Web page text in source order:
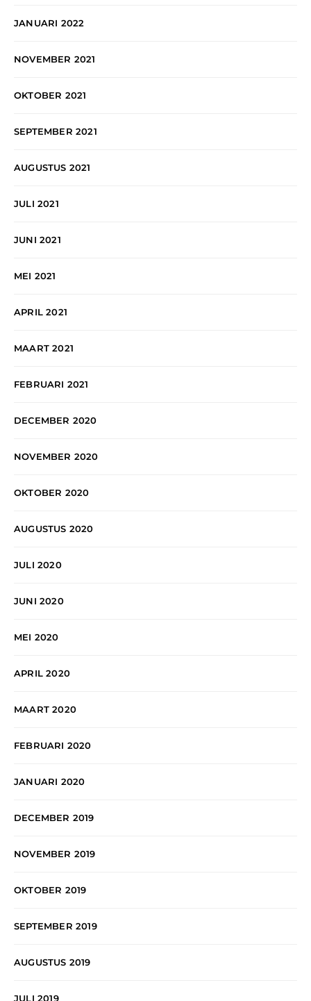
JANUARI 2022
NOVEMBER 2021
OKTOBER 2021
SEPTEMBER 2021
AUGUSTUS 2021
JULI 2021
JUNI 2021
MEI 2021
APRIL 2021
MAART 2021
FEBRUARI 2021
DECEMBER 2020
NOVEMBER 2020
OKTOBER 2020
AUGUSTUS 2020
JULI 2020
JUNI 2020
MEI 2020
APRIL 2020
MAART 2020
FEBRUARI 2020
JANUARI 2020
DECEMBER 2019
NOVEMBER 2019
OKTOBER 2019
SEPTEMBER 2019
AUGUSTUS 2019
JULI 2019